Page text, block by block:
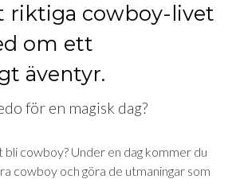
riktiga cowboy-livet
om ett
äventyr.
för en magisk dag?
cowboy? Under en dag kommer du
cowboy och göra de utmaningar som